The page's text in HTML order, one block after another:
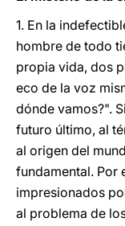
1. En la
hombre de todo
propia vida, dos
eco de la voz
dónde vamos?".
futuro último, al
al origen del
fundamental. Por
impresionados
al problema de